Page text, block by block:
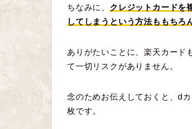
ちなみに、 クレジットカードを
してしまうという方法ももちろ
ありがたいことに、楽天カード
て一切リスクがありません。
念のためお伝えしておくと、d
枚です。